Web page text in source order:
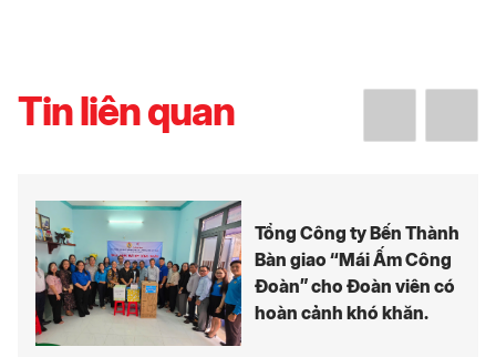
Tin liên quan
Tổng Công ty Bến Thành
Bàn giao “Mái Ấm Công
Đoàn” cho Đoàn viên có
hoàn cảnh khó khăn.